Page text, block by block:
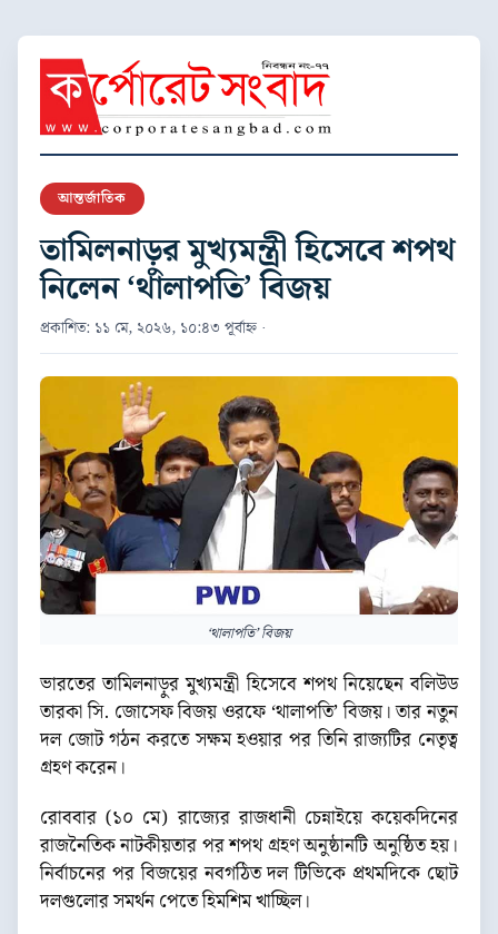
আন্তর্জাতিক
তামিলনাড়ুর মুখ্যমন্ত্রী হিসেবে শপথ
নিলেন ‘থালাপতি’ বিজয়
প্রকাশিত: ১১ মে, ২০২৬, ১০:৪৩ পূর্বাহ্ন ·
‘থালাপতি’ বিজয়
ভারতের তামিলনাড়ুর মুখ্যমন্ত্রী হিসেবে শপথ নিয়েছেন বলিউড
তারকা সি. জোসেফ বিজয় ওরফে ‘থালাপতি’ বিজয়। তার নতুন
দল জোট গঠন করতে সক্ষম হওয়ার পর তিনি রাজ্যটির নেতৃত্ব
গ্রহণ করেন।
রোববার (১০ মে) রাজ্যের রাজধানী চেন্নাইয়ে কয়েকদিনের
রাজনৈতিক নাটকীয়তার পর শপথ গ্রহণ অনুষ্ঠানটি অনুষ্ঠিত হয়।
নির্বাচনের পর বিজয়ের নবগঠিত দল টিভিকে প্রথমদিকে ছোট
দলগুলোর সমর্থন পেতে হিমশিম খাচ্ছিল।